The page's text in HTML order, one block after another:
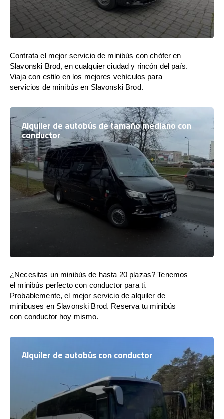
Contrata el mejor servicio de minibús con chófer en
Slavonski Brod, en cualquier ciudad y rincón del país.
Viaja con estilo en los mejores vehículos para
servicios de minibús en Slavonski Brod.
Alquiler de autobús de tamaño mediano con
conductor
¿Necesitas un minibús de hasta 20 plazas? Tenemos
el minibús perfecto con conductor para ti.
Probablemente, el mejor servicio de alquiler de
minibuses en Slavonski Brod. Reserva tu minibús
con conductor hoy mismo.
Alquiler de autobús con conductor